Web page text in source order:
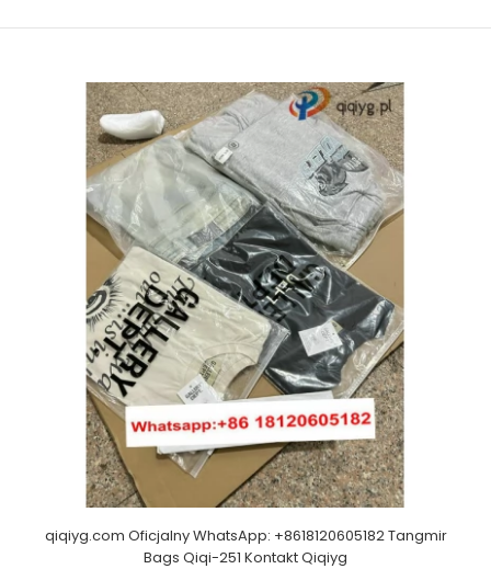
qiqiyg.com Oficjalny WhatsApp: +8618120605182 Tangmir
Bags Qiqi-251 Kontakt Qiqiyg